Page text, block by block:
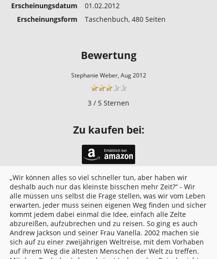
Erscheinungs­datum
01.02.2012
Erscheinungs­form
Taschenbuch, 480 Seiten
Bewertung
Stephanie Weber, Aug 2012
3 / 5 Sternen
Zu kaufen bei:
„Wir können alles so viel schneller tun, aber haben wir
deshalb auch nur das kleinste bisschen mehr Zeit?“ - Wir
alle müssen uns selbst die Frage stellen, was wir vom Leben
erwarten, jeder muss seinen eigenen Weg finden und sicher
kommt jedem dabei einmal die Idee, einfach alle Zelte
abzureißen, aufzubrechen und zu reisen. So ging es auch
Andrew Jackson und seiner Frau Vanella. 2002 machen sie
sich auf zu einer zweijährigen Weltreise, mit dem Vorhaben
auf ihrem Weg die ältesten Menschen der Welt zu treffen.